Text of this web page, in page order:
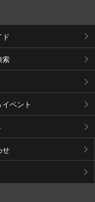
ド
索
ベント
せ